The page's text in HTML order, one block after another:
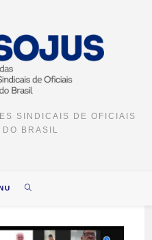
SINDICAIS DE OFICIAIS
BRASIL